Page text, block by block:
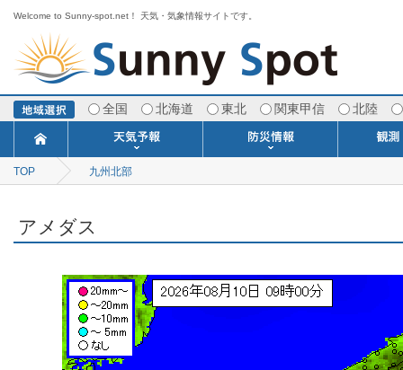
Welcome to Sunny-spot.net！ 天気・気象情報サイトです。
全国 北海道 東北 関東甲信 北陸
TOPICS
分布予報
今日明日の天気
ポイント予報
週間天気予報
1ヶ月予報
3ヶ月予報
寒・暖候期予報
世界の天気
海上予報
TOP 九州北部
アメダス